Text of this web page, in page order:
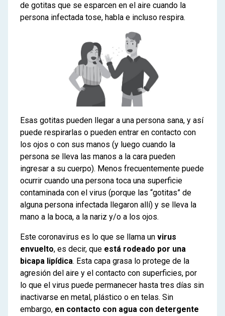
de gotitas que se esparcen en el aire cuando la
persona infectada tose, habla e incluso respira.
Esas gotitas pueden llegar a una persona sana, y así
puede respirarlas o pueden entrar en contacto con
los ojos o con sus manos (y luego cuando la
persona se lleva las manos a la cara pueden
ingresar a su cuerpo). Menos frecuentemente puede
ocurrir cuando una persona toca una superficie
contaminada con el virus (porque las “gotitas” de
alguna persona infectada llegaron allí) y se lleva la
mano a la boca, a la nariz y/o a los ojos.
Este coronavirus es lo que se llama un virus
envuelto, es decir, que está rodeado por una
bicapa lipídica. Esta capa grasa lo protege de la
agresión del aire y el contacto con superficies, por
lo que el virus puede permanecer hasta tres días sin
inactivarse en metal, plástico o en telas. Sin
embargo, en contacto con agua con detergente